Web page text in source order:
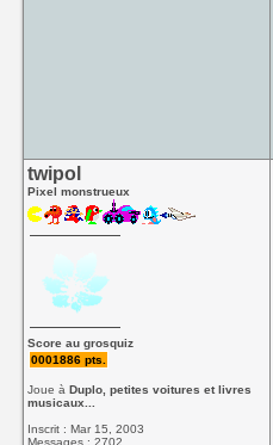
twipol
Pixel monstrueux
Score au grosquiz
0001886 pts.
Joue àDuplo, petites voitures et livres
musicaux...
Inscrit : Mar 15, 2003
Messages : 2702